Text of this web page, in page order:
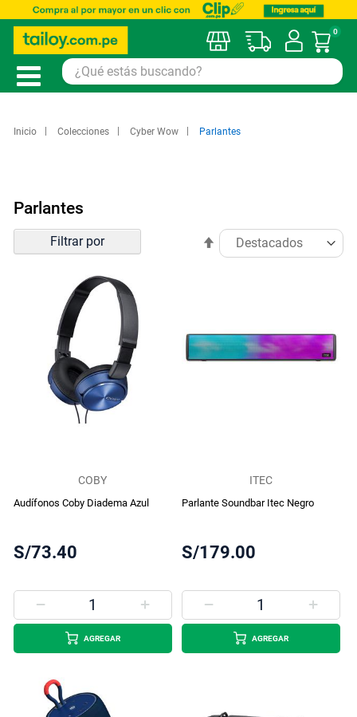
Mi
0
Inicio Colecciones Cyber Wow Parlantes
Parlantes
Ordenar
por Establecer
dirección
COBY
Audífonos Coby Diadema Azul
S/73.40
AGREGAR
ITEC
Parlante Soundbar Itec Negro
S/179.00
AGREGAR
Filtrar por